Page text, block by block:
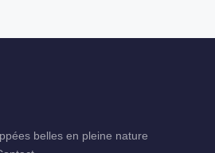
belles en pleine nature